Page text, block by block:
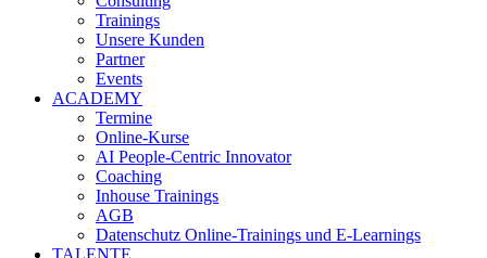
Trainings
Unsere Kunden
Partner
Events
ACADEMY
Termine
Online-Kurse
AI People-Centric Innovator
Coaching
Inhouse Trainings
AGB
Datenschutz Online-Trainings und E-Learnings
TALENTE